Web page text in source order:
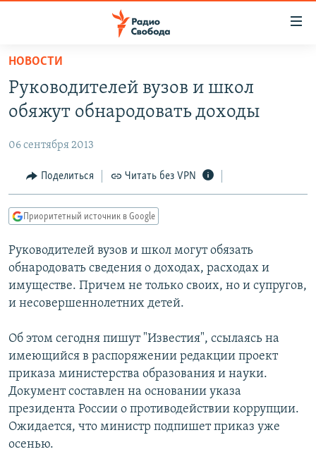
упрощенного
доступа
Вернуться
основному
Вернутся
главной
навигации
Вернутся
поиску
ПОДКАСТЫ
АВТОРСКИЕ ПРОЕКТЫ
ЦИТАТЫ СВОБОДЫ
МНЕНИЯ
IDEL.РЕАЛИИ
КАВКАЗ.РЕАЛИИ
СЕВЕР.РЕАЛИИ
СИБИРЬ.РЕАЛИИ
РАСПИСАНИЕ ВЕЩАНИЯ
ПОДПИШИТЕСЬ НА РАССЫЛКУ
СОЦИАЛЬНЫЕ СЕТИ
НОВОСТИ
Руководителей вузов и школ
обяжут обнародовать доходы
06 сентября 2013
Поделиться Читать без VPN
Приоритетный источник в Google
Руководителей вузов и школ могут обязать
обнародовать сведения о доходах, расходах и
имуществе. Причем не только своих, но и супругов,
и несовершеннолетних детей.
Об этом сегодня пишут "Известия", ссылаясь на
имеющийся в распоряжении редакции проект
приказа министерства образования и науки.
Документ составлен на основании указа
президента России о противодействии коррупции.
Ожидается, что министр подпишет приказ уже
осенью.